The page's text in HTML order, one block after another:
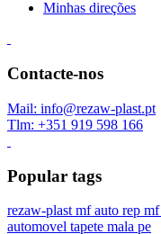
Minhas direções
Contacte-nos
Mail: info@rezaw-plast.pt
Tlm: +351 919 598 166
Popular tags
rezaw-plast mf auto rep mf
automovel tapete mala pe